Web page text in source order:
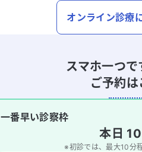
オンライン診療
スマホ一つ
ご予約は
一番早い診察枠
本日
※初診では、最大10分